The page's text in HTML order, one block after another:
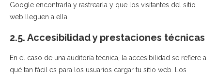
Google encontrarla y rastrearla y que los visitantes del sitio
web lleguen a ella.
2.5. Accesibilidad y prestaciones técnicas
En el caso de una auditoría técnica, la accesibilidad se refiere a
qué tan fácil es para los usuarios cargar tu sitio web. Los